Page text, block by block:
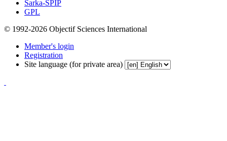
Sarka-SPIP
GPL
© 1992-2026 Objectif Sciences International
Member's login
Registration
Site language (for private area)